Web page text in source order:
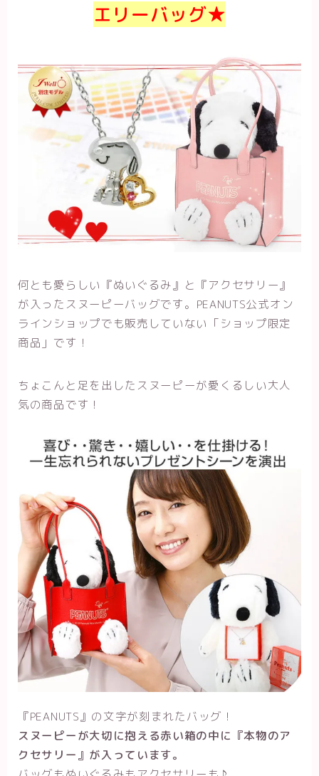
エリーバッグ★
何とも愛らしい『ぬいぐるみ』と『アクセサリー』
が入ったスヌーピーバッグです。 PEANUTS公式オン
ラインショップでも販売していない「ショップ限定
商品」です！
ちょこんと足を出したスヌーピーが愛くるしい大人
気の商品です！
『PEANUTS』の文字が刻まれたバッグ！
スヌーピーが大切に抱える赤い箱の中に『本物のア
クセサリー』が入っています。